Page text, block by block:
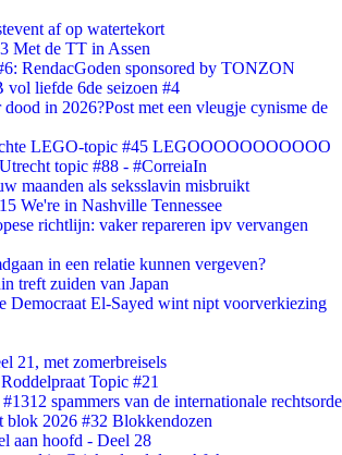
af op watertekort
Met de TT in Assen
RendacGoden sponsored by TONZON
liefde 6de seizoen #4
dood in 2026?Post met een vleugje cynisme de
LEGO-topic #45 LEGOOOOOOOOOOO
topic #88 - #CorreiaIn
maanden als seksslavin misbruikt
We're in Nashville Tennessee
richtlijn: vaker repareren ipv vervangen
in een relatie kunnen vergeven?
treft zuiden van Japan
Democraat El-Sayed wint nipt voorverkiezing
21, met zomerbreisels
Topic #21
spammers van de internationale rechtsorde
2026 #32 Blokkendozen
aan hoofd - Deel 28